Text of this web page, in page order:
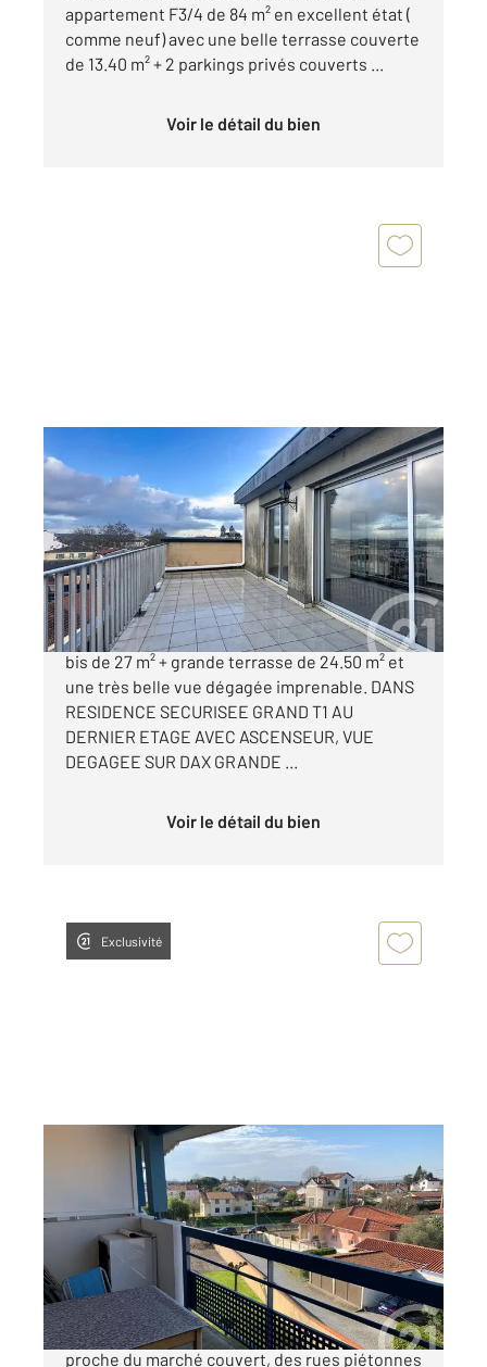
appartement F3/4 de 84 m² en excellent état (
comme neuf) avec une belle terrasse couverte
de 13.40 m² + 2 parkings privés couverts ...
Voir le détail du bien
27,04 m2, 1 pièce
Ref : 24890
Appartement Studio à vendre
96 000 €
DAX, centre ville, avec ascenseur, très beau T1
bis de 27 m² + grande terrasse de 24.50 m² et
une très belle vue dégagée imprenable. DANS
RESIDENCE SECURISEE GRAND T1 AU
DERNIER ETAGE AVEC ASCENSEUR, VUE
DEGAGEE SUR DAX GRANDE ...
Voir le détail du bien
Exclusivité
, 2 pièces
Ref : 24233
Appartement T2 à vendre
125 000 €
Dax, quartier résidentiel de SAINT VINCENT,
proche du marché couvert, des rues piétonnes